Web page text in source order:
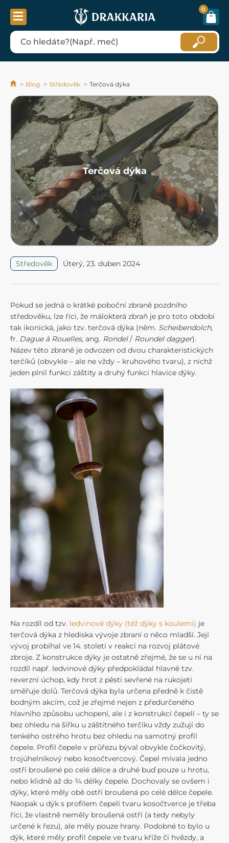
0
Blog Středověk Terčová dýka
Terčová dýka
Středověk Úterý, 23. duben 2024
Pokud se jedná o krátké poboční zbraně pozdního
středověku, lze říci, že málokterá zbraň je pro toto období
tak ikonická, jako tzv. terčová dýka (něm. Scheibendolch,
fr. Dague à Rouelles, ang. Rondel/ Roundel dagger).
Název této zbraně je odvozen od dvou charakteristických
terčíků (obvykle – ale ne vždy – kruhového tvaru), z nichž
jeden plnil funkci záštity a druhý funkci hlavice dýky.
Na rozdíl od tzv. ledvinové dýky (též dýky s koulemi) je
terčová dýka z hlediska vývoje zbraní o něco mladší. Její
vývoj probíhal ve 14. století v reakci na rozvoj plátové
zbroje. Z konstrukce dýky je ostatně zřejmé, že se u ní na
rozdíl např. ledvinové dýky předpokládal hlavně tzv.
reverzní úchop, kdy hrot z pěsti sevřené na rukojeti
směřuje dolů. Terčová dýka byla určena předně k čistě
bodným akcím, což je zřejmé nejen z předurčeného
hlavního způsobu uchopení, ale i z konstrukcí čepelí – ty se
bez ohledu na šířku u záštitného terčíku vždy zužují do
tenkého ostrého hrotu bez ohledu na samotný profil
čepele. Profil čepele v průřezu býval obvykle čočkovitý,
trojúhelníkový nebo kosočtvercový. Čepel mívala jedno
ostří broušené po celé délce a druhé buď pouze u hrotu,
nebo klidně až do ¾ délky čepele. Dochovaly se ovšem i
dýky, které měly obě ostří broušená po celé délce čepele.
Naopak u dýk s profilem čepelí tvaru kosočtverce je třeba
říci, že vlastně neměly broušená ostří (a tedy nebyly
určené k řezu), ale měly pouze hrany. Podobné to bylo u
dýk, které měly profil čepele ve tvaru kříže či hvězdy, a